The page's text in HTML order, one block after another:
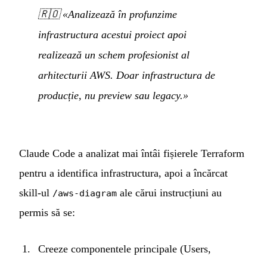
🇷🇴«Analizează în profunzime
infrastructura acestui proiect apoi
realizează un schem profesionist al
arhitecturii AWS. Doar infrastructura de
producție, nu preview sau legacy.»
Claude Code a analizat mai întâi fișierele Terraform
pentru a identifica infrastructura, apoi a încărcat
skill-ul /aws-diagram ale cărui instrucțiuni au
permis să se:
Creeze componentele principale (Users,